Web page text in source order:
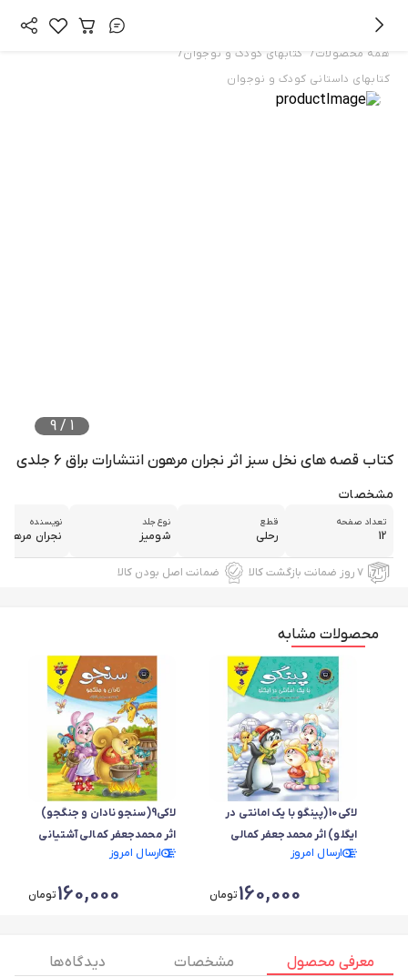
همه محصولات/ کتابهای کودک و نوجوان/
کتابهای داستانی کودک و نوجوان
1
/
9
کتاب قصه های نخل سبز اثر نجران مرهون انتشارات براق 6 جلدی
مشخصات
تعداد صفحه
12
قطع
رحلی
نوع جلد
شومیز
نویسنده
نجران
۷ روز ضمانت بازگشت کالا ضمانت اصل بودن کالا
محصولات مشابه
لاکی10(پینگو با یک امانتی در
ایگلو) اثر محمدجعفر کمالی
آشتیانی
ارسال امروز
160,000تومان
لاکی9(سنجو نادان و جنگجو)
اثر محمدجعفر کمالی آشتیانی
ارسال امروز
160,000تومان
معرفی محصول مشخصات
دیدگاه ها